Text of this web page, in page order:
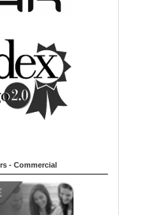
- Commercial